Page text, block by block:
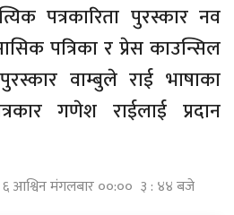
पत्रकारिता पुरस्कार नव
पत्रिका र प्रेस काउन्सिल
वाम्बुले राई भाषाका
गणेश राईलाई प्रदान
६ आश्विन मंगलबार ००:०० ३ : ४४ बजे